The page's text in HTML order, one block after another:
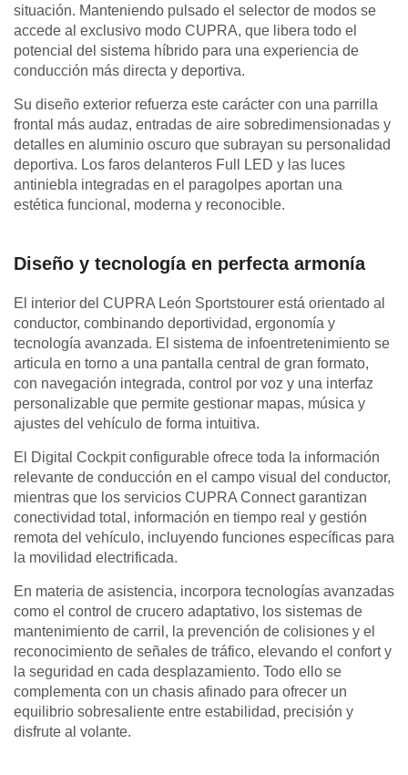
situación. Manteniendo pulsado el selector de modos se
accede al exclusivo modo CUPRA, que libera todo el
potencial del sistema híbrido para una experiencia de
conducción más directa y deportiva.
Su diseño exterior refuerza este carácter con una parrilla
frontal más audaz, entradas de aire sobredimensionadas y
detalles en aluminio oscuro que subrayan su personalidad
deportiva. Los faros delanteros Full LED y las luces
antiniebla integradas en el paragolpes aportan una
estética funcional, moderna y reconocible.
Diseño y tecnología en perfecta armonía
El interior del CUPRA León Sportstourer está orientado al
conductor, combinando deportividad, ergonomía y
tecnología avanzada. El sistema de infoentretenimiento se
articula en torno a una pantalla central de gran formato,
con navegación integrada, control por voz y una interfaz
personalizable que permite gestionar mapas, música y
ajustes del vehículo de forma intuitiva.
El Digital Cockpit configurable ofrece toda la información
relevante de conducción en el campo visual del conductor,
mientras que los servicios CUPRA Connect garantizan
conectividad total, información en tiempo real y gestión
remota del vehículo, incluyendo funciones específicas para
la movilidad electrificada.
En materia de asistencia, incorpora tecnologías avanzadas
como el control de crucero adaptativo, los sistemas de
mantenimiento de carril, la prevención de colisiones y el
reconocimiento de señales de tráfico, elevando el confort y
la seguridad en cada desplazamiento. Todo ello se
complementa con un chasis afinado para ofrecer un
equilibrio sobresaliente entre estabilidad, precisión y
disfrute al volante.